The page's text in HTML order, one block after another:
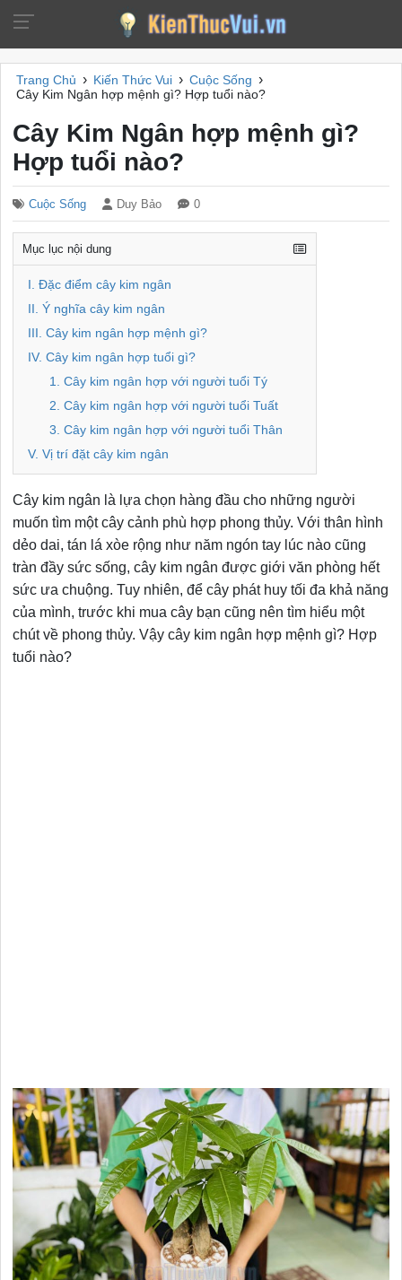
Trang Chủ › Kiến Thức Vui › Cuộc Sống ›
Cây Kim Ngân hợp mệnh gì? Hợp tuổi nào?
Cây Kim Ngân hợp mệnh gì?
Hợp tuổi nào?
Cuộc Sống Duy Bảo 0
Mục lục nội dung
I. Đặc điểm cây kim ngân
II. Ý nghĩa cây kim ngân
III. Cây kim ngân hợp mệnh gì?
IV. Cây kim ngân hợp tuổi gì?
1. Cây kim ngân hợp với người tuổi Tý
2. Cây kim ngân hợp với người tuổi Tuất
3. Cây kim ngân hợp với người tuổi Thân
V. Vị trí đặt cây kim ngân
Cây kim ngân là lựa chọn hàng đầu cho những người
muốn tìm một cây cảnh phù hợp phong thủy. Với thân hình
dẻo dai, tán lá xòe rộng như năm ngón tay lúc nào cũng
tràn đầy sức sống, cây kim ngân được giới văn phòng hết
sức ưa chuộng. Tuy nhiên, để cây phát huy tối đa khả năng
của mình, trước khi mua cây bạn cũng nên tìm hiểu một
chút về phong thủy. Vậy cây kim ngân hợp mệnh gì? Hợp
tuổi nào?